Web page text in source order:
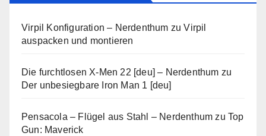
Virpil Konfiguration – Nerdenthum zuVirpil
auspacken und montieren
Die furchtlosen X-Men 22 [deu] – Nerdenthum zu
Der unbesiegbare Iron Man 1 [deu]
Pensacola – Flügel aus Stahl – Nerdenthum zuTop
Gun: Maverick